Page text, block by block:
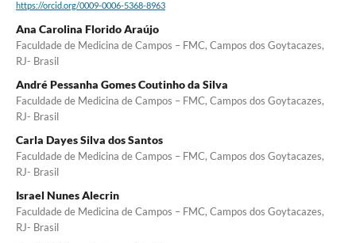
https://orcid.org/0009-0006-5368-8963
Ana Carolina Florido Araújo
Faculdade de Medicina de Campos – FMC, Campos dos Goytacazes,
RJ- Brasil
André Pessanha Gomes Coutinho da Silva
Faculdade de Medicina de Campos – FMC, Campos dos Goytacazes,
RJ- Brasil
Carla Dayes Silva dos Santos
Faculdade de Medicina de Campos – FMC, Campos dos Goytacazes,
RJ- Brasil
Israel Nunes Alecrin
Faculdade de Medicina de Campos – FMC, Campos dos Goytacazes,
RJ- Brasil